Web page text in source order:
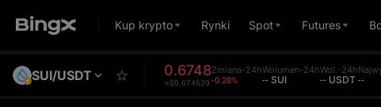
Kup krypto Rynki Spot Futures
SUI/USDT 0.6748
≈$0.674639
Zmiana-24h
-0.28%
Wolumen-24h
-- SUI
Wol.-24h
-- USDT --